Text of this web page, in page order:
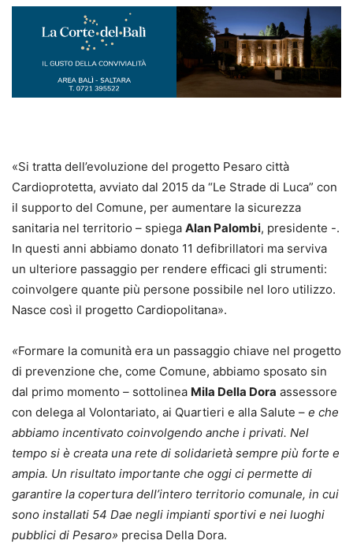
«Si tratta dell’evoluzione del progetto Pesaro città
Cardioprotetta, avviato dal 2015 da “Le Strade di Luca” con
il supporto del Comune, per aumentare la sicurezza
sanitaria nel territorio – spiega Alan Palombi, presidente -.
In questi anni abbiamo donato 11 defibrillatori ma serviva
un ulteriore passaggio per rendere efficaci gli strumenti:
coinvolgere quante più persone possibile nel loro utilizzo.
Nasce così il progetto Cardiopolitana».
«Formare la comunità era un passaggio chiave nel progetto
di prevenzione che, come Comune, abbiamo sposato sin
dal primo momento – sottolinea Mila Della Dora assessore
con delega al Volontariato, ai Quartieri e alla Salute – e che
abbiamo incentivato coinvolgendo anche i privati. Nel
tempo si è creata una rete di solidarietà sempre più forte e
ampia. Un risultato importante che oggi ci permette di
garantire la copertura dell’intero territorio comunale, in cui
sono installati 54 Dae negli impianti sportivi e nei luoghi
pubblici di Pesaro» precisa Della Dora.